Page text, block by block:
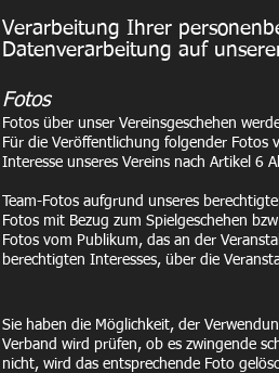
Verarbeitung Ihrer
Datenverarbeitung auf
Fotos
Fotos über unser Vereinsgeschehen
Für die Veröffentlichung folgender Fotos
Interesse unseres Vereins nach Artikel 6
Team-Fotos aufgrund unseres
Fotos mit Bezug zum Spielgeschehen
Fotos vom Publikum, das an der
berechtigten Interesses, über die
Sie haben die Möglichkeit, der
Verband wird prüfen, ob es zwingende
nicht, wird das entsprechende Foto